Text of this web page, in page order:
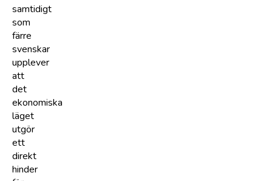
samtidigt
som
färre
svenskar
upplever
att
det
ekonomiska
läget
utgör
ett
direkt
hinder